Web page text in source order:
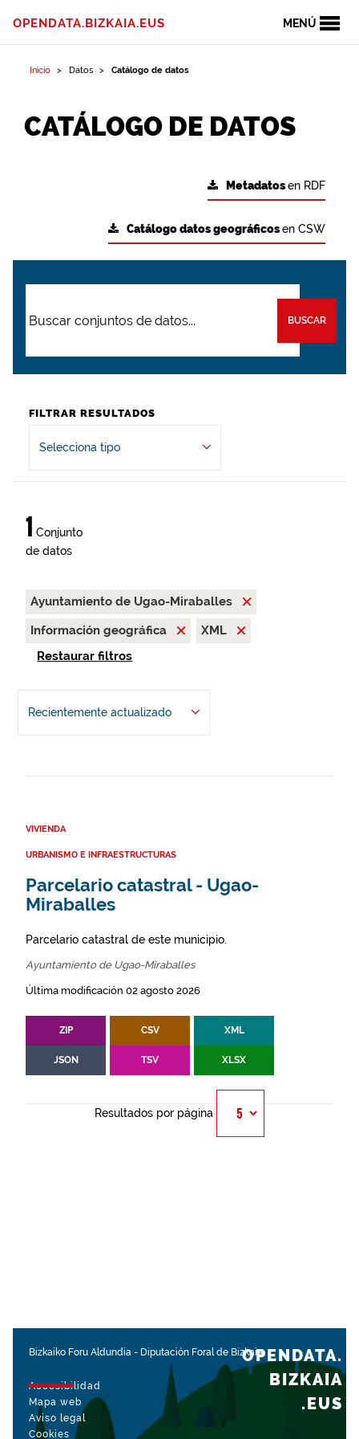
MENÚ
OPENDATA.BIZKAIA.EUS
Inicio Datos Catálogo de datos
CATÁLOGO DE DATOS
Metadatosen RDF
Catálogo datos geográficosen CSW
BUSCAR
FILTRAR RESULTADOS
Selecciona tipo
1 Conjunto
de datos
Ayuntamiento de Ugao-Miraballes
Información geográfica
XML
Restaurar filtros
Recientemente actualizado
VIVIENDA
URBANISMO E INFRAESTRUCTURAS
Parcelario catastral - Ugao-
Miraballes
Parcelario catastral de este municipio.
Ayuntamiento de Ugao-Miraballes
Última modificación 02 agosto 2026
ZIP CSV XML
JSON TSV XLSX
Resultados por página
Bizkaiko Foru Aldundia - Diputación Foral de Bizkaia
Accesibilidad
Mapa web
Aviso legal
Cookies
OPENDATA.
BIZKAIA
.EUS